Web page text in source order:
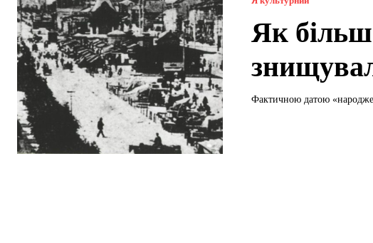
Як
Фактичною датою